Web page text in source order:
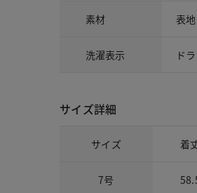
素材 表
洗濯表示 ド
サイズ詳細
サイズ 着
7号